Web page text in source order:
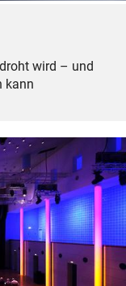
wird – und
kann